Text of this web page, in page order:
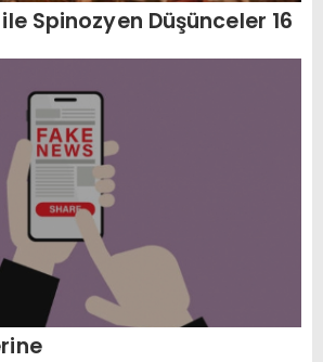
Spinozyen Düşünceler 16